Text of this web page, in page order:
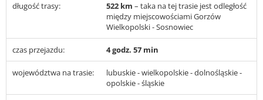
długość trasy: 522 km – taka na tej trasie jest odległość
między miejscowościami Gorzów
Wielkopolski - Sosnowiec
czas przejazdu: 4 godz. 57 min
województwa na trasie:
lubuskie - wielkopolskie - dolnośląskie -
opolskie - śląskie